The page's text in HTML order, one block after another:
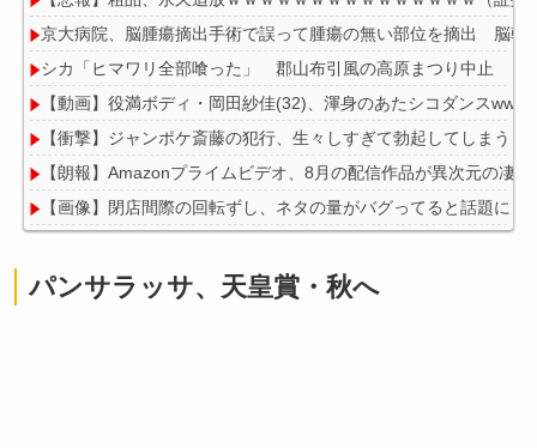
京大病院、脳腫瘍摘出手術で誤って腫瘍の無い部位を摘出 脳幹
シカ「ヒマワリ全部喰った」 郡山布引風の高原まつり中止
【動画】役満ボディ・岡田紗佳(32)、渾身のあたシコダンス
【衝撃】ジャンポケ斎藤の犯行、生々しすぎて勃起してしまうレ
【朗報】Amazonプライムビデオ、8月の配信作品が異次元の凄
【画像】閉店間際の回転ずし、ネタの量がバグってると話題にｗ
パンサラッサ、天皇賞・秋へ